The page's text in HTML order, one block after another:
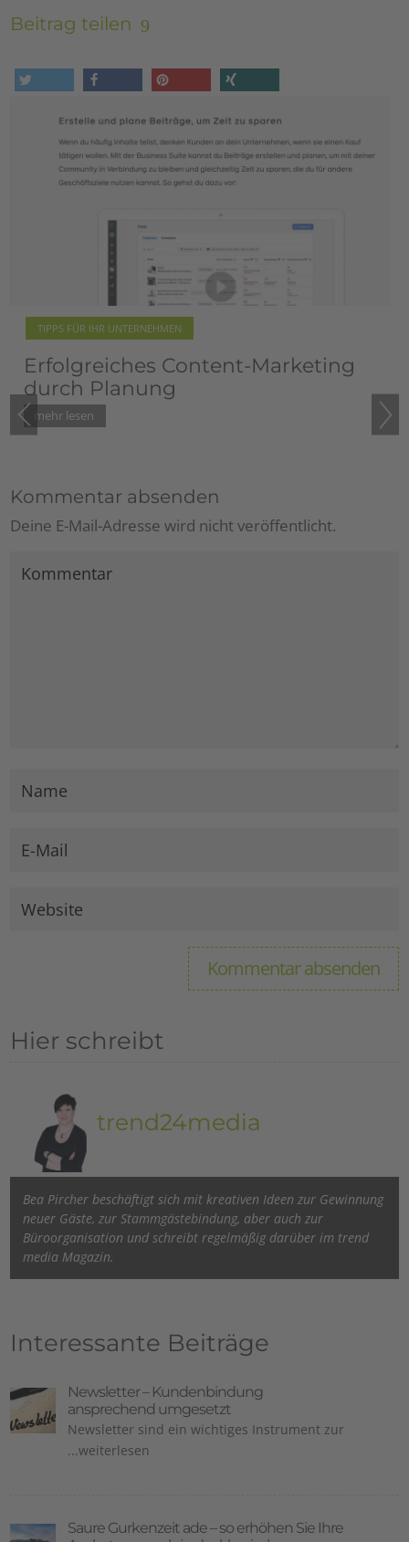
Beitrag teilen
TIPPS FÜR IHR UNTERNEHMEN
Blogempfehlung: Rita Gollner
vom Pilsachhof
Kommentar absenden
Deine E-Mail-Adresse wird nicht veröffentlicht.
Hier schreibt
trend24media
Bea Pircher beschäftigt sich mit kreativen Ideen zur Gewinnung
neuer Gäste, zur Stammgästebindung, aber auch zur
Büroorganisation und schreibt regelmäßig darüber im trend
media Magazin.
Interessante Beiträge
Newsletter – Kundenbindung
ansprechend umgesetzt
Newsletter sind ein wichtiges Instrument zur
...weiterlesen
Saure Gurkenzeit ade – so erhöhen Sie Ihre